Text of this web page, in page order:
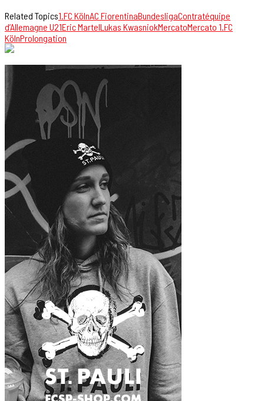
Related Topics1.FC KölnAC FiorentinaBundesligaContratéquipe
d’Allemagne U21Eric MartelLukas KwasniokMercatoMercato 1.FC
KölnProlongation